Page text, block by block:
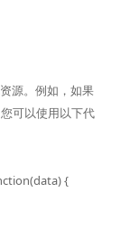
源。例如，如果
可以使用以下代
{